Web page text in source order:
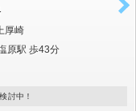
厚崎
原駅 歩43分
討中！